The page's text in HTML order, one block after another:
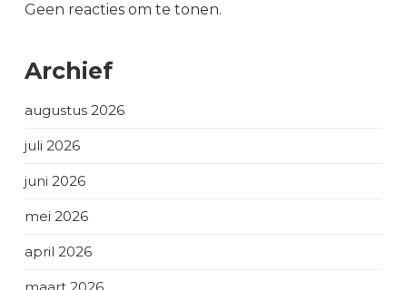
Geen reacties om te tonen.
Archief
augustus 2026
juli 2026
juni 2026
mei 2026
april 2026